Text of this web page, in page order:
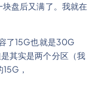
盘后又满了。我就在
了15G也就是30G
其实是两个分区（我
，